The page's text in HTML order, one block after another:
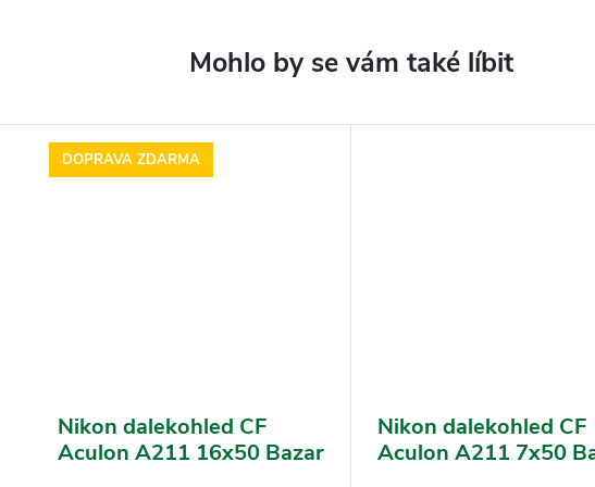
DOPRAVA ZDARMA
Nikon dalekohled CF
Aculon A211 16x50 Bazar
Nikon dalekohled CF
Aculon A211 7x50